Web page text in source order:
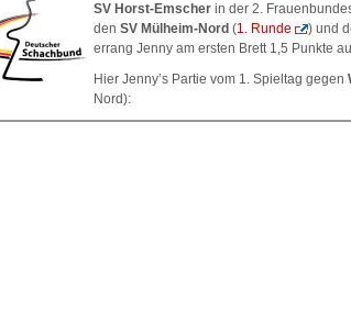
SV Horst-Emscher in der 2.
den SV Mülheim-Nord (1. Runde ) und
errang Jenny am ersten Brett 1,5 Punkte
Hier Jenny’s Partie vom 1. Spieltag gegen
Nord):